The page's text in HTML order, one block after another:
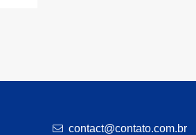
contact@contato.com.br